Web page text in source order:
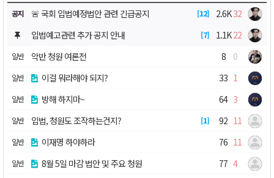
공지 🚨 국회 입법예정법안 관련 긴급공지 12 32
2.6K
입법예고관련 추가 공지 안내
7 22
1.1K
일반 악반 청원 여론전 0
8
일반 이걸 뭐라해야 되지? 1
33
일반 방해 하지마~ 3
64
일반 입법, 청원도 조작하는건지? 1 11
92
일반 이재명 하야하라 11
76
일반 8월 5일 마감 법안 및 주요 청원 4
77